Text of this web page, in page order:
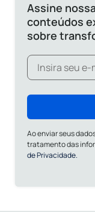
Assine
conteúdos
sobre
Ao enviar seus
tratamento das
de Privacidade.